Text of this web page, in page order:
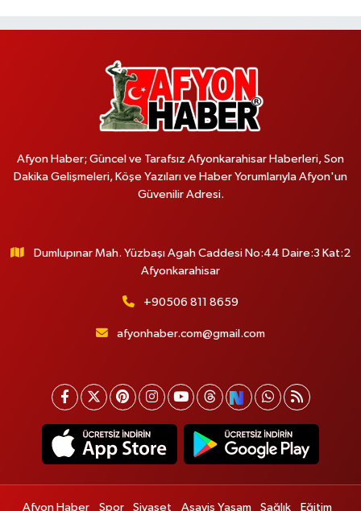
Afyon Haber; Güncel ve Tarafsız Afyonkarahisar Haberleri, Son
Dakika Gelişmeleri, Köşe Yazıları ve Haber Yorumlarıyla Afyon'un
Güvenilir Adresi.
Dumlupınar Mah. Yüzbaşı Agah Caddesi No:44 Daire:3 Kat:2
Afyonkarahisar
+90506 811 8659
afyonhaber.com@gmail.com
Afyon Haber Spor Siyaset Asayiş Yaşam Sağlık Eğitim